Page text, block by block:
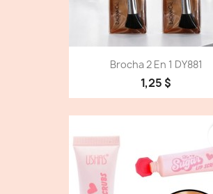
Brocha 2 En 1 DY881
1,25 $